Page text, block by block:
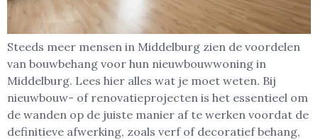
Steeds meer mensen in Middelburg zien de voordelen
van bouwbehang voor hun nieuwbouwwoning in
Middelburg. Lees hier alles wat je moet weten. Bij
nieuwbouw- of renovatieprojecten is het essentieel om
de wanden op de juiste manier af te werken voordat de
definitieve afwerking, zoals verf of decoratief behang,